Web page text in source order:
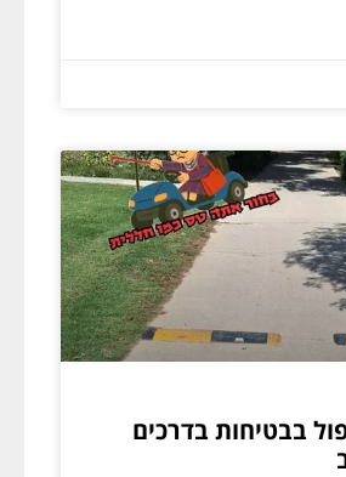
בבטיחות בדרכים